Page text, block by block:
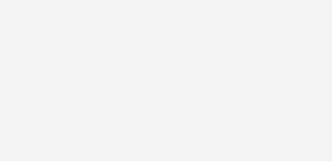
Ruine – ich bin ein Handwerker, ich bau’s auf!“
bewerben. Das innovative Konzept verbindet
Teamgeist und